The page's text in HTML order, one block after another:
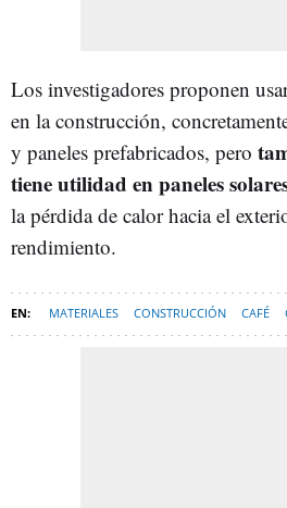
Los investigadores proponen
en la construcción,
y paneles prefabricados, pero
tiene utilidad en paneles
la pérdida de calor hacia el
rendimiento.
MATERIALES CONSTRUCCIÓN CAFÉ